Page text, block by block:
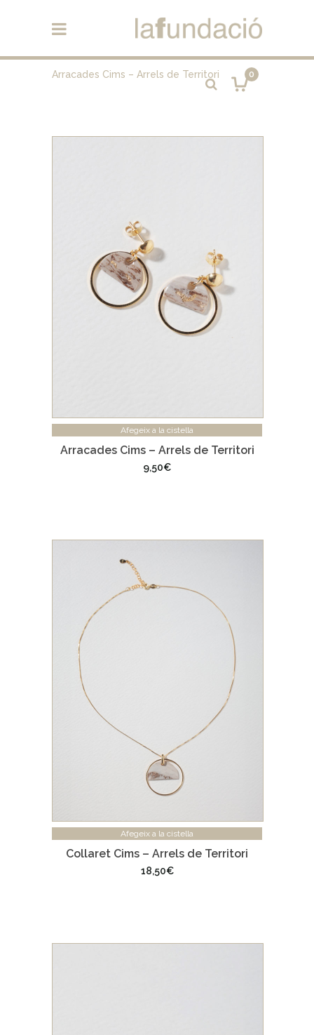
0
Arracades Cims – Arrels de Territori
Afegeix a la cistella
Arracades Cims – Arrels de Territori
9,50€
Afegeix a la cistella
Collaret Cims – Arrels de Territori
18,50€